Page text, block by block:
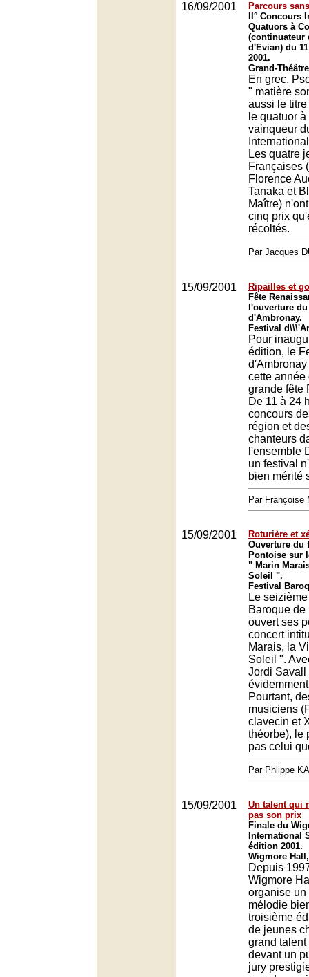
16/09/2001
Parcours
II° Concours
Quatuors à
(continuateur
d'Evian) du
2001.
Grand-
En grec,
" matière
aussi le
le quatuor
vainqueur
Les quatre
Françaises
Florence
Tanaka et
Maître)
cinq prix
récoltés.
Par Jacques
15/09/2001
Ripailles et
Fête
l'ouverture
d'Ambronay.
Festival
Pour
édition, le
cette année
grande fête
De 11 à 24
concours
région et
chanteurs
l'ensemble
un festival
bien mérité
Par Françoise
15/09/2001
Roturière et
Ouverture du
Pontoise sur
" Marin
Soleil ".
Festival
Le
Baroque
ouvert ses
concert
Marais, la
Soleil ".
Jordi Savall
Pourtant,
musiciens
clavecin et
théorbe), le
pas celui
Par Phlippe
15/09/2001
Un talent qui
pas son prix
Finale du
International
édition 2001.
Wigmore
Depuis
Wigmore
organise un
mélodie
troisième
de jeunes
grand
devant un
jury